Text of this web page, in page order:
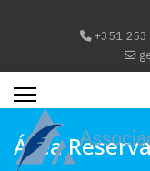
+351
Área